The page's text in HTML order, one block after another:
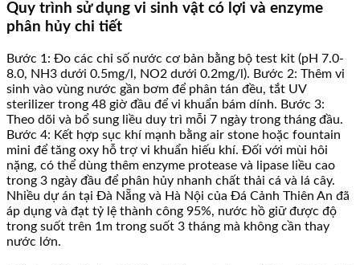
Quy trình sử dụng vi sinh vật có lợi và enzyme
phân hủy chi tiết
Bước 1: Đo các chỉ số nước cơ bản bằng bộ test kit (pH 7.0-
8.0, NH3 dưới 0.5mg/l, NO2 dưới 0.2mg/l). Bước 2: Thêm vi
sinh vào vùng nước gần bơm để phân tán đều, tắt UV
sterilizer trong 48 giờ đầu để vi khuẩn bám dính. Bước 3:
Theo dõi và bổ sung liều duy trì mỗi 7 ngày trong tháng đầu.
Bước 4: Kết hợp sục khí mạnh bằng air stone hoặc fountain
mini để tăng oxy hỗ trợ vi khuẩn hiếu khí. Đối với mùi hôi
nặng, có thể dùng thêm enzyme protease và lipase liều cao
trong 3 ngày đầu để phân hủy nhanh chất thải cá và lá cây.
Nhiều dự án tại Đà Nẵng và Hà Nội của Đá Cảnh Thiên An đã
áp dụng và đạt tỷ lệ thành công 95%, nước hồ giữ được độ
trong suốt trên 1m trong suốt 3 tháng mà không cần thay
nước lớn.